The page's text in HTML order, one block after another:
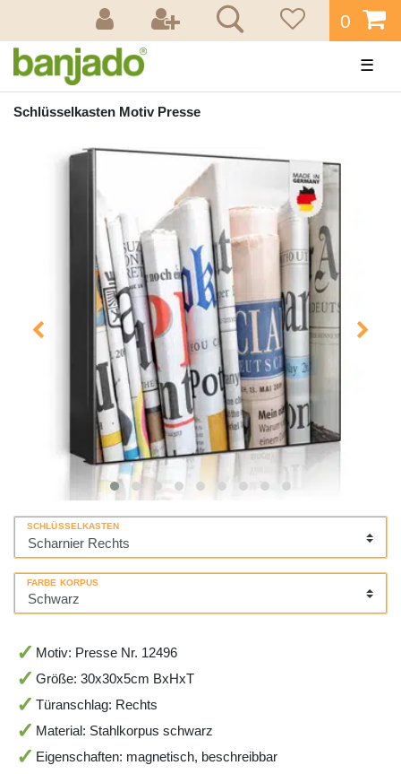
0
☰
Schlüsselkasten Motiv Presse
SCHLÜSSELKASTEN
FARBE KORPUS
Motiv: Presse Nr. 12496
Größe: 30x30x5cm BxHxT
Türanschlag: Rechts
Material: Stahlkorpus schwarz
Eigenschaften: magnetisch, beschreibbar